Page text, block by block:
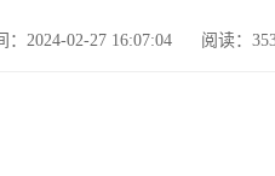
：2024-02-27 16:07:04 阅读：